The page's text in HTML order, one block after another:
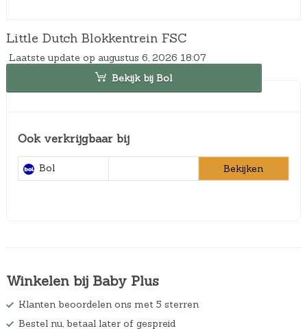
Little Dutch Blokkentrein FSC
Laatste update op augustus 6, 2026 18:07
Bekijk bij Bol
Ook verkrijgbaar bij
Bol Bekijken
Winkelen bij Baby Plus
Klanten beoordelen ons met 5 sterren
Bestel nu, betaal later of gespreid